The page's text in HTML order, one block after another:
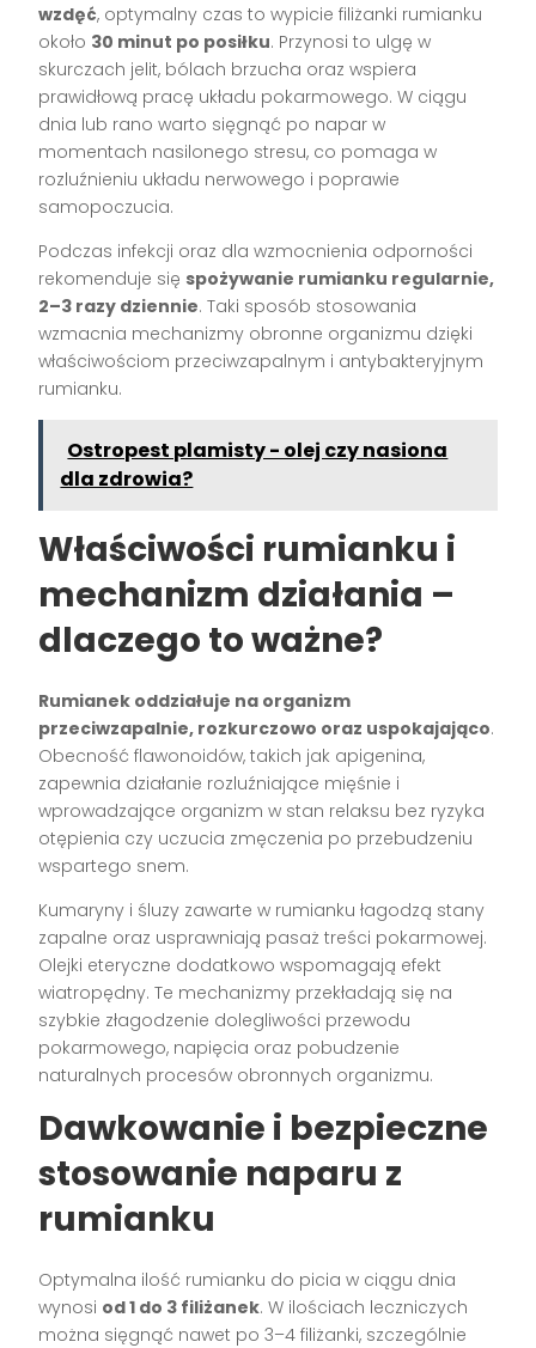
wzdęć, optymalny czas to wypicie filiżanki rumianku
około 30 minut po posiłku. Przynosi to ulgę w
skurczach jelit, bólach brzucha oraz wspiera
prawidłową pracę układu pokarmowego. W ciągu
dnia lub rano warto sięgnąć po napar w
momentach nasilonego stresu, co pomaga w
rozluźnieniu układu nerwowego i poprawie
samopoczucia.
Podczas infekcji oraz dla wzmocnienia odporności
rekomenduje się spożywanie rumianku regularnie,
2–3 razy dziennie. Taki sposób stosowania
wzmacnia mechanizmy obronne organizmu dzięki
właściwościom przeciwzapalnym i antybakteryjnym
rumianku.
Ostropest plamisty - olej czy nasiona
dla zdrowia?
Właściwości rumianku i
mechanizm działania –
dlaczego to ważne?
Rumianek oddziałuje na organizm
przeciwzapalnie, rozkurczowo oraz uspokajająco.
Obecność flawonoidów, takich jak apigenina,
zapewnia działanie rozluźniające mięśnie i
wprowadzające organizm w stan relaksu bez ryzyka
otępienia czy uczucia zmęczenia po przebudzeniu
wspartego snem.
Kumaryny i śluzy zawarte w rumianku łagodzą stany
zapalne oraz usprawniają pasaż treści pokarmowej.
Olejki eteryczne dodatkowo wspomagają efekt
wiatropędny. Te mechanizmy przekładają się na
szybkie złagodzenie dolegliwości przewodu
pokarmowego, napięcia oraz pobudzenie
naturalnych procesów obronnych organizmu.
Dawkowanie i bezpieczne
stosowanie naparu z
rumianku
Optymalna ilość rumianku do picia w ciągu dnia
wynosi od 1 do 3 filiżanek. W ilościach leczniczych
można sięgnąć nawet po 3–4 filiżanki, szczególnie